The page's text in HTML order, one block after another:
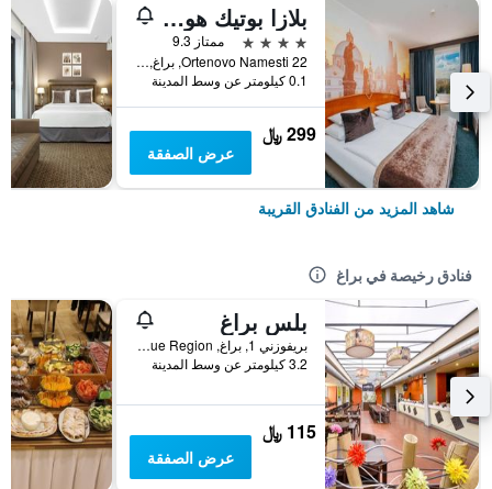
بلازا بوتيك هوتل - ستسيس ليدينج هوتلز
4 نجوم
ممتاز 9.3
Ortenovo Namesti 22, براغ, Prague Region, جمهورية التشيك
0.1 كيلومتر عن وسط المدينة
299 ﷼
عرض الصفقة
شاهد المزيد من الفنادق القريبة
فنادق رخيصة في براغ
بلس براغ
بريفوزني 1, براغ, Prague Region, جمهورية التشيك
3.2 كيلومتر عن وسط المدينة
115 ﷼
عرض الصفقة